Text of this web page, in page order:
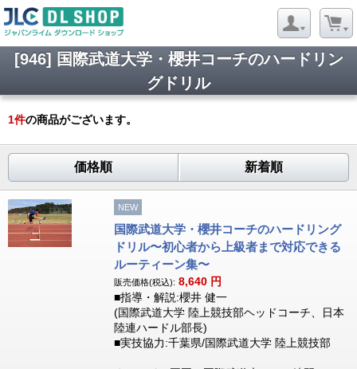
[946] 国際武道大学・櫻井コーチのハードリン
グドリル
1件の商品がございます。
価格順 新着順
NEW
国際武道大学・櫻井コーチのハードリング
ドリル〜初心者から上級者まで対応できる
ルーティーン集〜
販売価格(税込): 8,640 円
■指導・解説:櫻井 健一
(国際武道大学 陸上競技部ヘッドコーチ、日本
陸連ハードル部長)
■実技協力:千葉県/国際武道大学 陸上競技部